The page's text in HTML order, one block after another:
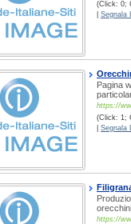
(Click: 0;
Segnala
Pagina
https://
(Click: 1;
Segnala
https://